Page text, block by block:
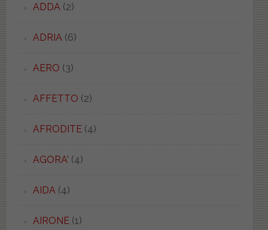
ADDA (2)
ADRIA (6)
AERO (3)
AFFETTO (2)
AFRODITE(4)
AGORA' (4)
AIDA (4)
AIRONE(1)